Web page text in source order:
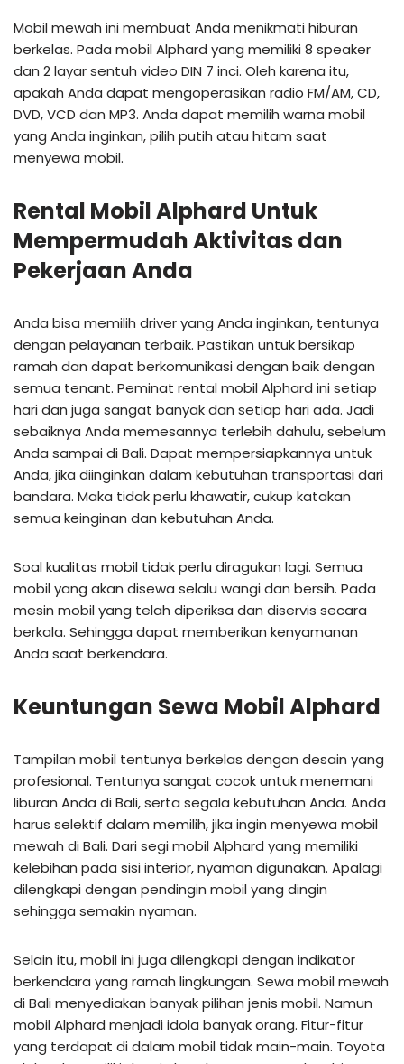
Mobil mewah ini membuat Anda menikmati hiburan
berkelas. Pada mobil Alphard yang memiliki 8 speaker
dan 2 layar sentuh video DIN 7 inci. Oleh karena itu,
apakah Anda dapat mengoperasikan radio FM/AM, CD,
DVD, VCD dan MP3. Anda dapat memilih warna mobil
yang Anda inginkan, pilih putih atau hitam saat
menyewa mobil.
Rental Mobil Alphard Untuk
Mempermudah Aktivitas dan
Pekerjaan Anda
Anda bisa memilih driver yang Anda inginkan, tentunya
dengan pelayanan terbaik. Pastikan untuk bersikap
ramah dan dapat berkomunikasi dengan baik dengan
semua tenant. Peminat rental mobil Alphard ini setiap
hari dan juga sangat banyak dan setiap hari ada. Jadi
sebaiknya Anda memesannya terlebih dahulu, sebelum
Anda sampai di Bali. Dapat mempersiapkannya untuk
Anda, jika diinginkan dalam kebutuhan transportasi dari
bandara. Maka tidak perlu khawatir, cukup katakan
semua keinginan dan kebutuhan Anda.
Soal kualitas mobil tidak perlu diragukan lagi. Semua
mobil yang akan disewa selalu wangi dan bersih. Pada
mesin mobil yang telah diperiksa dan diservis secara
berkala. Sehingga dapat memberikan kenyamanan
Anda saat berkendara.
Keuntungan Sewa Mobil Alphard
Tampilan mobil tentunya berkelas dengan desain yang
profesional. Tentunya sangat cocok untuk menemani
liburan Anda di Bali, serta segala kebutuhan Anda. Anda
harus selektif dalam memilih, jika ingin menyewa mobil
mewah di Bali. Dari segi mobil Alphard yang memiliki
kelebihan pada sisi interior, nyaman digunakan. Apalagi
dilengkapi dengan pendingin mobil yang dingin
sehingga semakin nyaman.
Selain itu, mobil ini juga dilengkapi dengan indikator
berkendara yang ramah lingkungan. Sewa mobil mewah
di Bali menyediakan banyak pilihan jenis mobil. Namun
mobil Alphard menjadi idola banyak orang. Fitur-fitur
yang terdapat di dalam mobil tidak main-main. Toyota